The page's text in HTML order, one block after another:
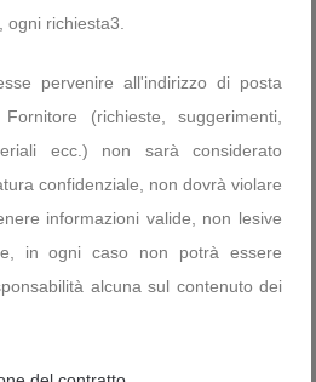
richiesta3.
pervenire all'indirizzo di posta
(richieste, suggerimenti,
ecc.) non sarà considerato
confidenziale, non dovrà violare
informazioni valide, non lesive
in ogni caso non potrà essere
alcuna sul contenuto dei